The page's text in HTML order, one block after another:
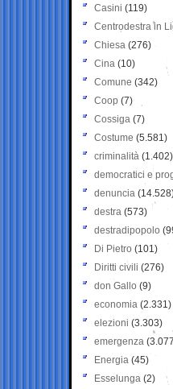
Casini (119)
Centrodestra in
Chiesa (276)
Cina (10)
Comune (342)
Coop (7)
Cossiga (7)
Costume (5.581)
criminalità (1.402)
democratici e
denuncia
destra (573)
destradipopolo
Di Pietro (101)
Diritti civili (276)
don Gallo (9)
economia (2.331)
elezioni (3.303)
emergenza
Energia (45)
Esselunga (2)